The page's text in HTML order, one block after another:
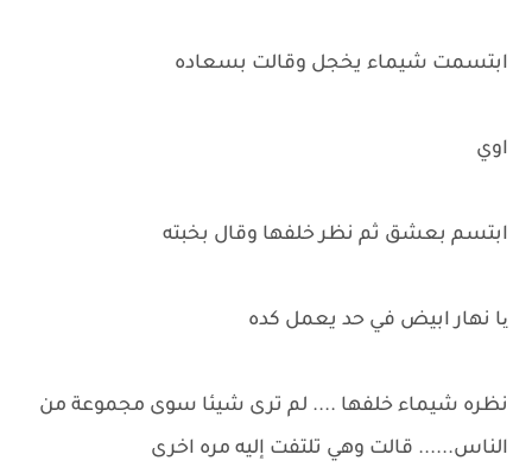
ابتسمت شيماء يخجل وقالت بسعاده
اوي
ابتسم بعشق ثم نظر خلفها وقال بخبته
یا نهار ابيض في حد يعمل كده
نظره شيماء خلفها .... لم ترى شيئا سوى مجموعة من
الناس...... قالت وهي تلتفت إليه مره اخرى